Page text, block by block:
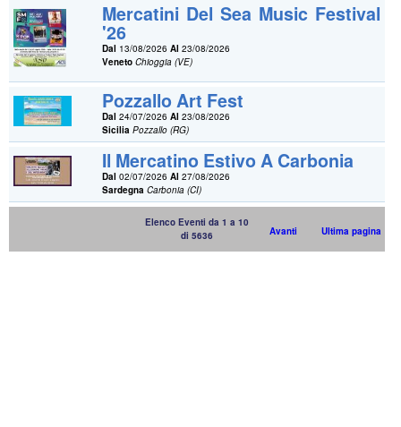
Mercatini Del Sea Music Festival
'26
Dal 13/08/2026Al 23/08/2026
Veneto Chioggia (VE)
Pozzallo Art Fest
Dal 24/07/2026Al 23/08/2026
Sicilia Pozzallo (RG)
Il Mercatino Estivo A Carbonia
Dal 02/07/2026Al 27/08/2026
Sardegna Carbonia (CI)
Elenco Eventi da 1 a 10
di 5636
Avanti Ultima pagina